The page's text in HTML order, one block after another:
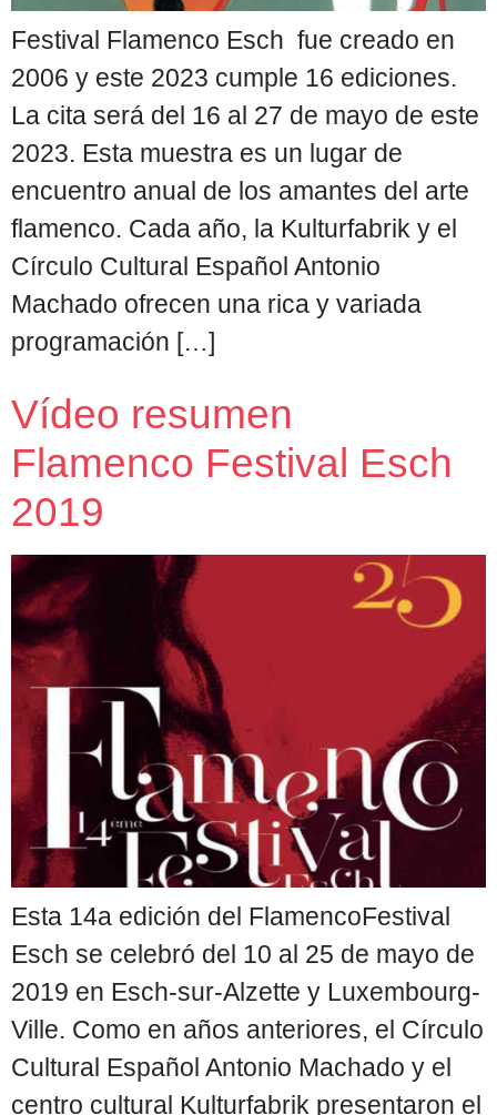
Festival Flamenco Esch fue creado en
2006 y este 2023 cumple 16 ediciones.
La cita será del 16 al 27 de mayo de este
2023. Esta muestra es un lugar de
encuentro anual de los amantes del arte
flamenco. Cada año, la Kulturfabrik y el
Círculo Cultural Español Antonio
Machado ofrecen una rica y variada
programación […]
Vídeo resumen
Flamenco Festival Esch
2019
Esta 14a edición del FlamencoFestival
Esch se celebró del 10 al 25 de mayo de
2019 en Esch-sur-Alzette y Luxembourg-
Ville. Como en años anteriores, el Círculo
Cultural Español Antonio Machado y el
centro cultural Kulturfabrik presentaron el